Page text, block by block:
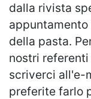
dalla rivista
della pasta.
nostri
scriverci all'e-
preferite farlo